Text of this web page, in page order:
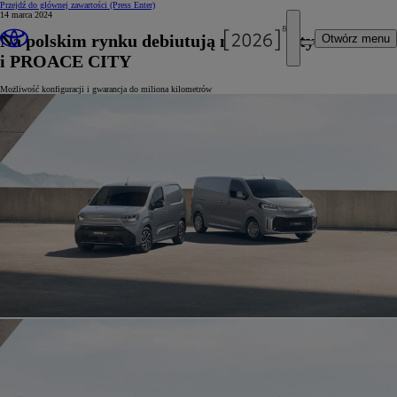
Przejdź do głównej zawartości (Press Enter)
Otwórz menu
14 marca 2024
Na polskim rynku debiutują nowe Toyoty PROACE
i PROACE CITY
Możliwość konfiguracji i gwarancja do miliona kilometrów